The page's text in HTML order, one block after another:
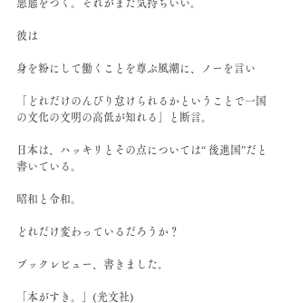
悪態をつく。それがまた気持ちいい。﻿
彼は﻿
身を粉にして働くことを尊ぶ風潮に、ノーを言い﻿
「どれだけのんびり怠けられるかということで一国
の文化の文明の高低が知れる」と断言。﻿
日本は、ハッキリとその点については“ 後進国”だと
書いている。﻿
昭和と令和。﻿
どれだけ変わっているだろうか？﻿
ブックレビュー、書きました。﻿
「本がすき。」(光文社)